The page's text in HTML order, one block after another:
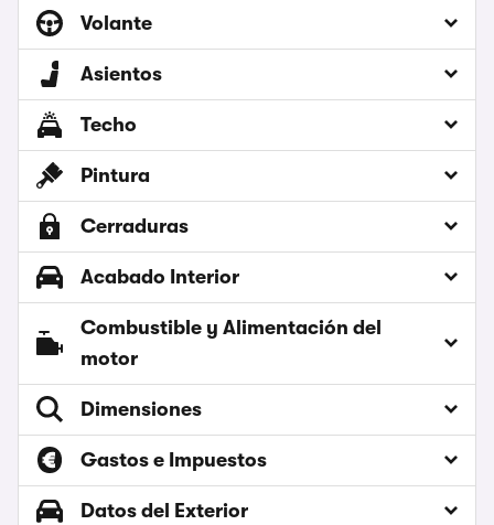
Volante
Asientos
Techo
Pintura
Cerraduras
Acabado Interior
Combustible y Alimentación del
motor
Dimensiones
Gastos e Impuestos
Datos del Exterior